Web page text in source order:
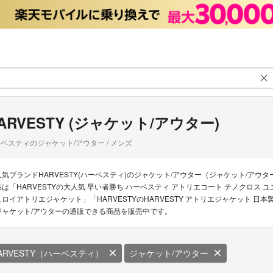
(ジャケット/アウター)
スティのジャケット/アウター / メンズ
気ブランドHARVESTY(ハーベスティ)のジャケット/アウター（ジャケット/アウ
は「HARVESTYの大人気 早い者勝ち ハーベスティ アトリエコート チノクロス
ロイアトリエジャケット」「HARVESTYのHARVESTY アトリエジャケット 日
ケット/アウターの通販できる商品を販売中です。
（ハーベスティ） ジャケット/アウター